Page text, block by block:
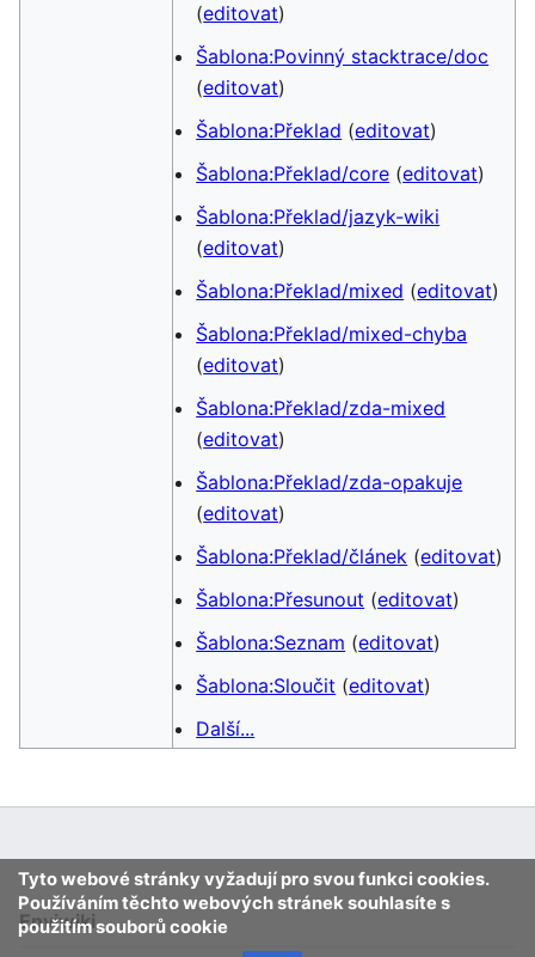
(editovat)
Šablona:Povinný stacktrace/doc
(editovat)
Šablona:Překlad (editovat)
Šablona:Překlad/core (editovat)
Šablona:Překlad/jazyk-wiki
(editovat)
Šablona:Překlad/mixed (editovat)
Šablona:Překlad/mixed-chyba
(editovat)
Šablona:Překlad/zda-mixed
(editovat)
Šablona:Překlad/zda-opakuje
(editovat)
Šablona:Překlad/článek (editovat)
Šablona:Přesunout (editovat)
Šablona:Seznam (editovat)
Šablona:Sloučit (editovat)
Další...
Tyto webové stránky vyžadují pro svou funkci cookies.
Používáním těchto webových stránek souhlasíte s
použitím souborů cookie
Enviwiki